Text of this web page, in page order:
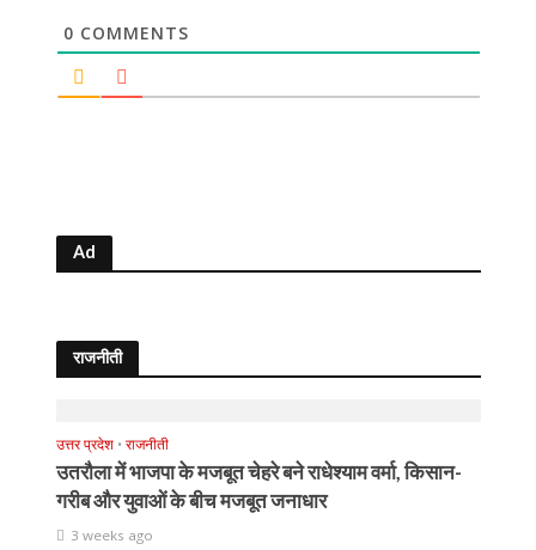
0 COMMENTS
Ad
राजनीती
उत्तर प्रदेश • राजनीती
उतरौला में भाजपा के मजबूत चेहरे बने राधेश्याम वर्मा, किसान-
गरीब और युवाओं के बीच मजबूत जनाधार
3 weeks ago